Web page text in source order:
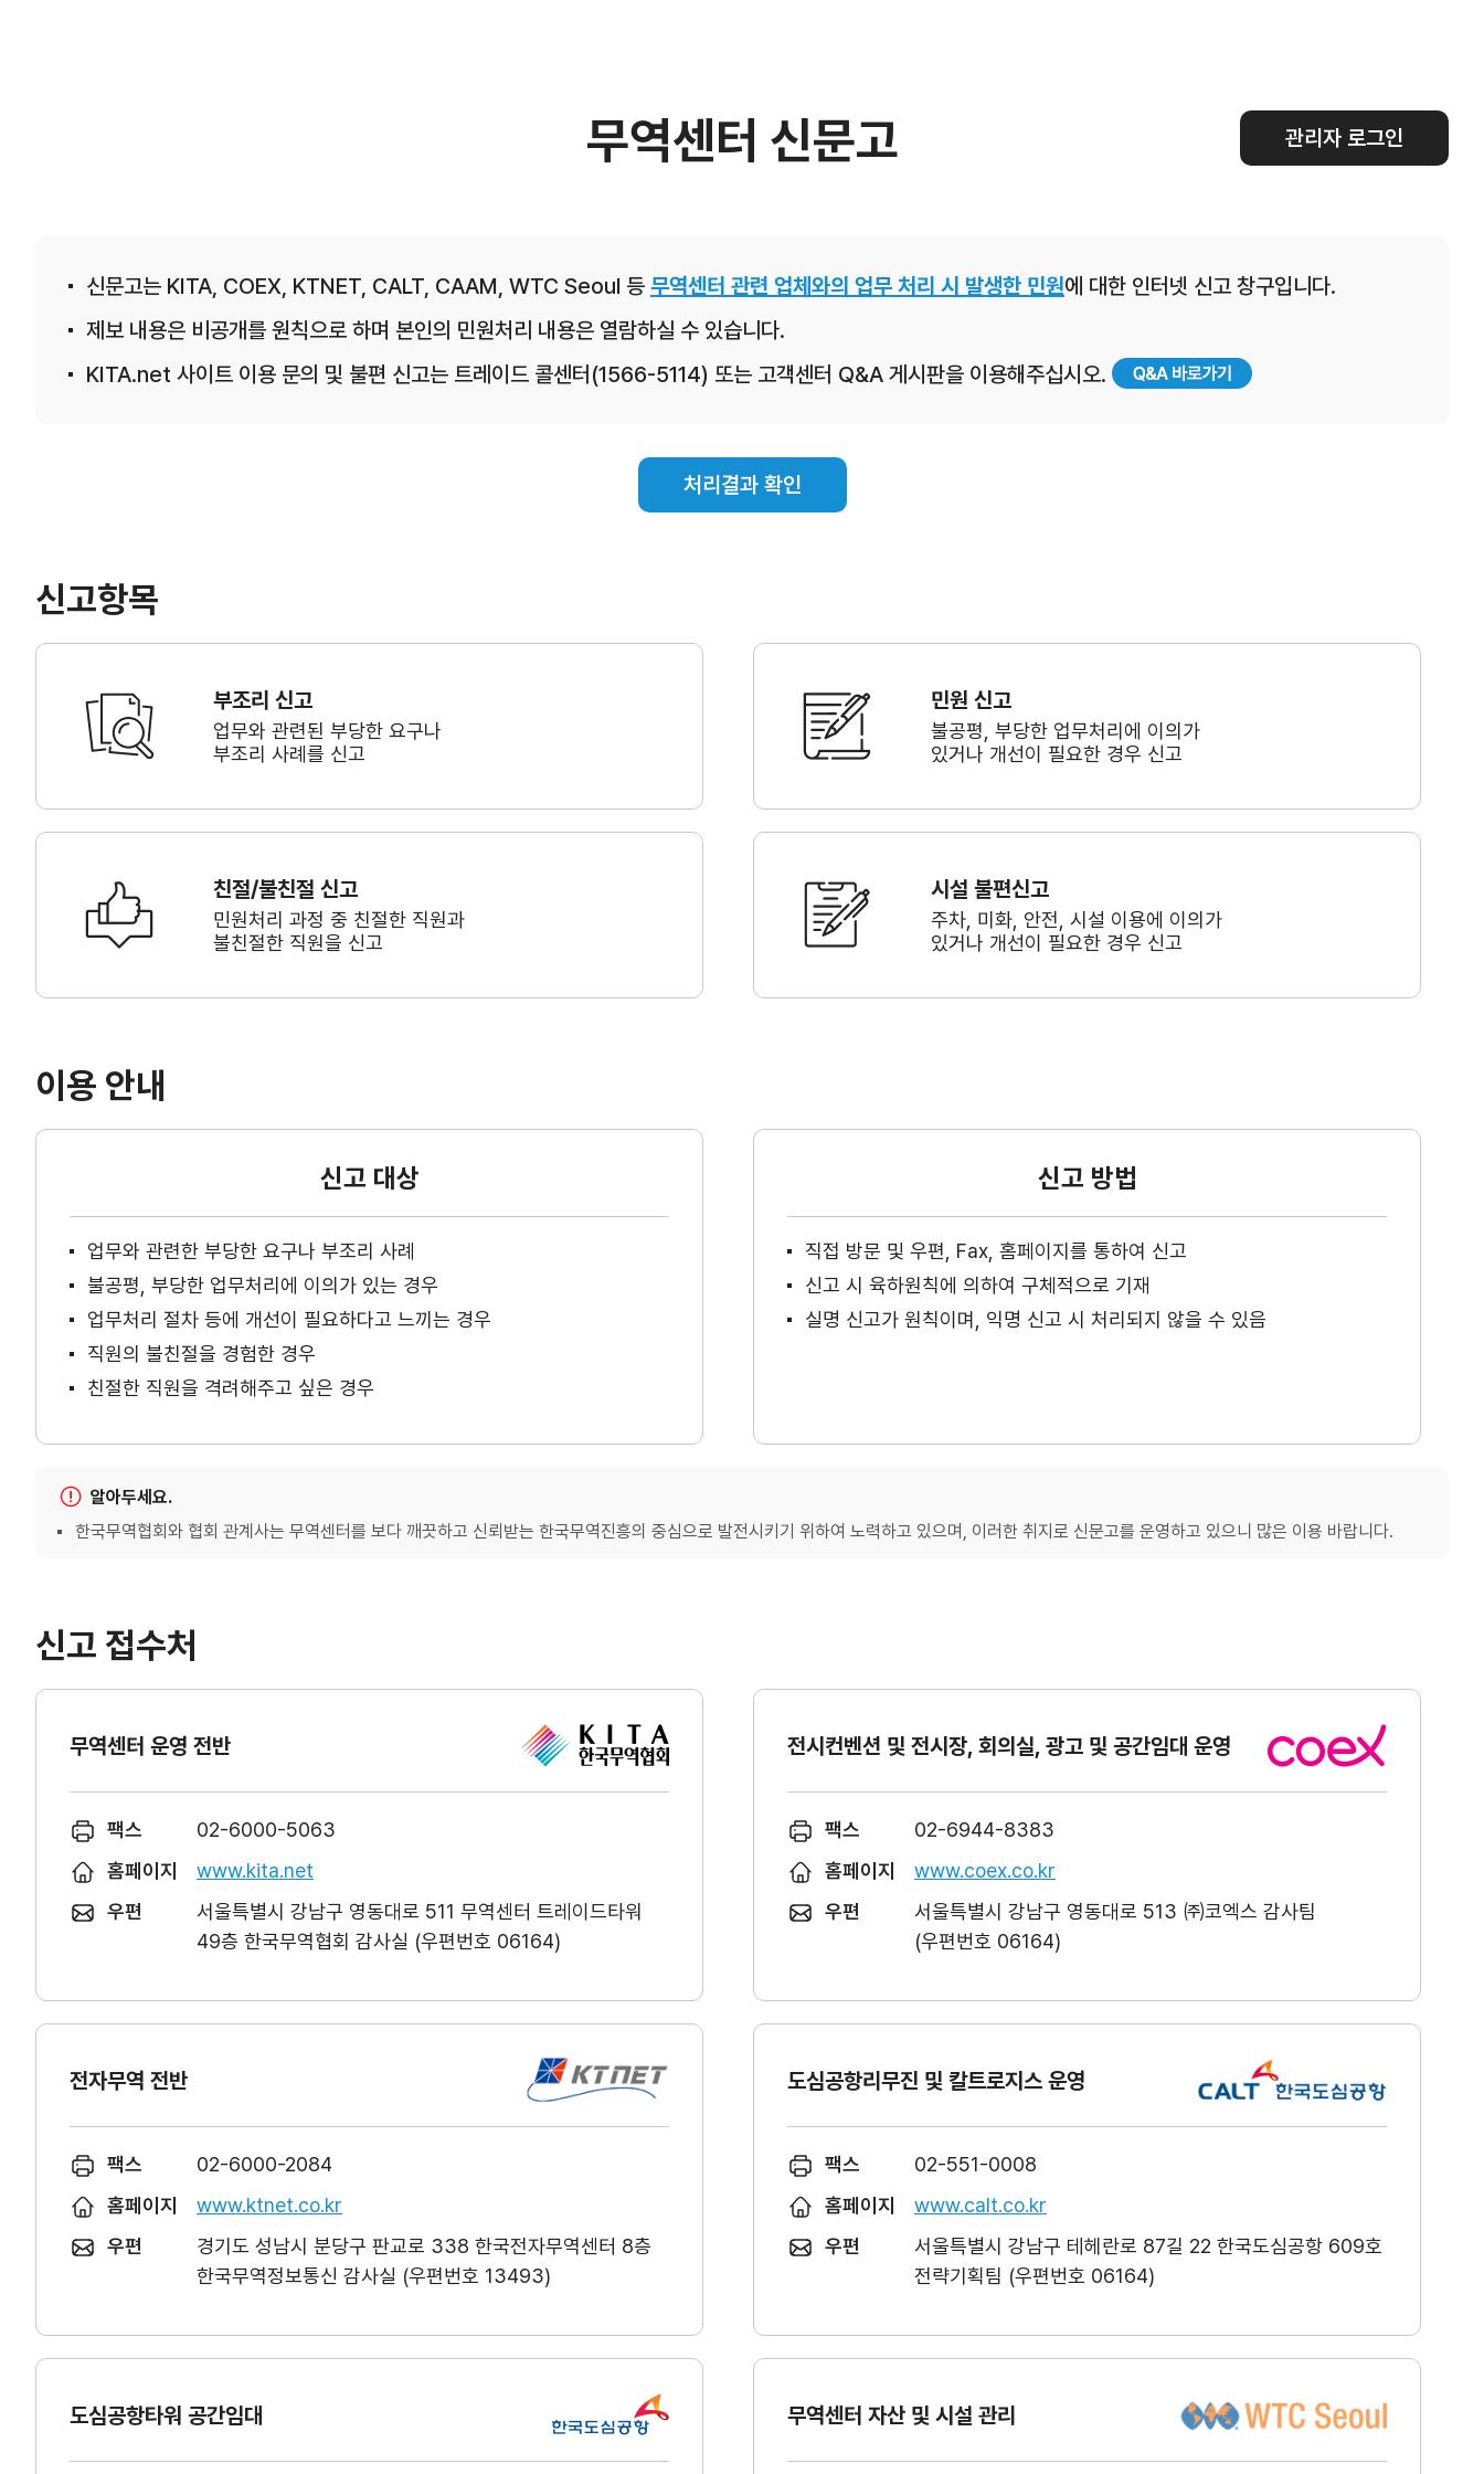
무역센터 신문고 관리자 로그인
신문고는 KITA, COEX, KTNET, CALT, CAAM, WTC Seoul 등 무역센터 관련 업체와의 업무 처리 시 발생한 민원에 대한 인터넷 신고 창구입니다.
제보 내용은 비공개를 원칙으로 하며 본인의 민원처리 내용은 열람하실 수 있습니다.
KITA.net 사이트 이용 문의 및 불편 신고는 트레이드 콜센터(1566-5114) 또는 고객센터 Q&A 게시판을 이용해주십시오.
처리결과 확인
신고항목
부조리 신고
업무와 관련된 부당한 요구나
부조리 사례를 신고
민원 신고
불공평, 부당한 업무처리에 이의가
있거나 개선이 필요한 경우 신고
친절/불친절 신고
민원처리 과정 중 친절한 직원과
불친절한 직원을 신고
시설 불편신고
주차, 미화, 안전, 시설 이용에 이의가
있거나 개선이 필요한 경우 신고
이용 안내
신고 대상
업무와 관련한 부당한 요구나 부조리 사례
불공평, 부당한 업무처리에 이의가 있는 경우
업무처리 절차 등에 개선이 필요하다고 느끼는 경우
직원의 불친절을 경험한 경우
친절한 직원을 격려해주고 싶은 경우
신고 방법
직접 방문 및 우편, Fax, 홈페이지를 통하여 신고
신고 시 육하원칙에 의하여 구체적으로 기재
실명 신고가 원칙이며, 익명 신고 시 처리되지 않을 수 있음
알아두세요.
한국무역협회와 협회 관계사는 무역센터를 보다 깨끗하고 신뢰받는 한국무역진흥의 중심으로 발전시키기 위하여 노력하고 있으며, 이러한 취지로 신문고를 운영하고 있으니 많은 이용 바랍니다.
신고 접수처
무역센터 운영 전반
팩스
02-6000-5063
홈페이지
www.kita.net
우편
서울특별시 강남구 영동대로 511 무역센터 트레이드타워
49층 한국무역협회 감사실 (우편번호 06164)
전시컨벤션 및 전시장, 회의실, 광고 및 공간임대 운영
팩스
02-6944-8383
홈페이지
www.coex.co.kr
우편
서울특별시 강남구 영동대로 513 ㈜코엑스 감사팀
(우편번호 06164)
전자무역 전반
팩스
02-6000-2084
홈페이지
www.ktnet.co.kr
우편
경기도 성남시 분당구 판교로 338 한국전자무역센터 8층
한국무역정보통신 감사실 (우편번호 13493)
도심공항리무진 및 칼트로지스 운영
팩스
02-551-0008
홈페이지
www.calt.co.kr
우편
서울특별시 강남구 테헤란로 87길 22 한국도심공항 609호
전략기획팀 (우편번호 06164)
도심공항타워 공간임대 무역센터 자산 및 시설 관리